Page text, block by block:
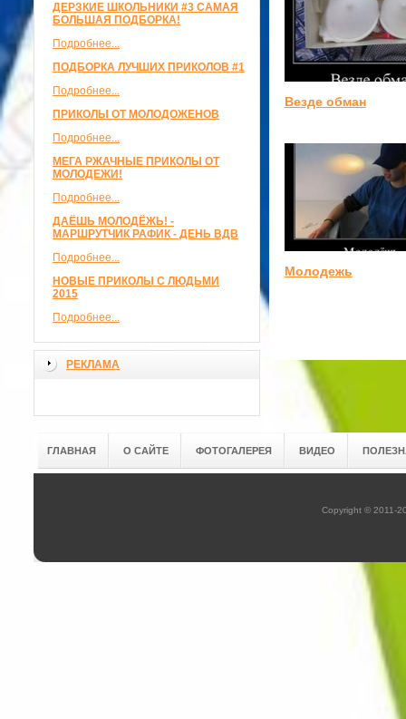
ДЕРЗКИЕ ШКОЛЬНИКИ #3 САМАЯ
БОЛЬШАЯ ПОДБОРКА!
Подробнее...
ПОДБОРКА ЛУЧШИХ ПРИКОЛОВ #1
Подробнее...
ПРИКОЛЫ ОТ МОЛОДОЖЕНОВ
Подробнее...
МЕГА РЖАЧНЫЕ ПРИКОЛЫ ОТ
МОЛОДЕЖИ!
Подробнее...
ДАЁШЬ МОЛОДЁЖЬ! -
МАРШРУТЧИК РАФИК - ДЕНЬ ВДВ
Подробнее...
НОВЫЕ ПРИКОЛЫ С ЛЮДЬМИ
2015
Подробнее...
РЕКЛАМА
Везде обман
Молодежь
ГЛАВНАЯ О САЙТЕ ФОТОГАЛЕРЕЯ ВИДЕО
Copyright © 2011-